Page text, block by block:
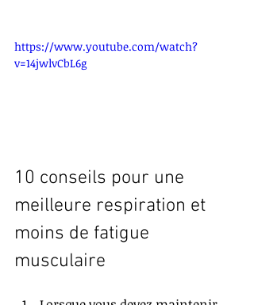
https://www.youtube.com/watch?
v=14jwlvCbL6g
10 conseils pour une
meilleure respiration et
moins de fatigue
musculaire